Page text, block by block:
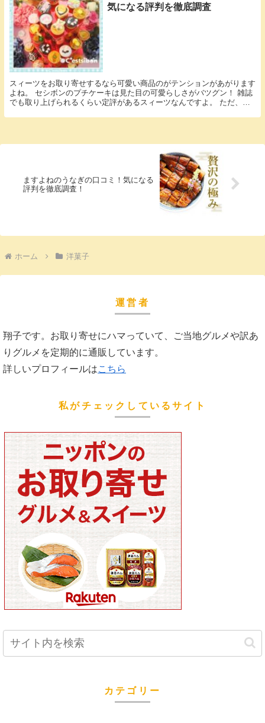
気になる評判を徹底調査
スィーツをお取り寄せするなら可愛い商品のがテンションがあがります
よね。 セシボンのプチケーキは見た目の可愛らしさがバツグン！ 雑誌
でも取り上げられるくらい定評があるスィーツなんですよ。 ただ、あ
ますよねのうなぎの口コミ！気になる
評判を徹底調査！
ホーム 洋菓子
運営者
翔子です。お取り寄せにハマっていて、ご当地グルメや訳あ
りグルメを定期的に通販しています。
詳しいプロフィールはこちら
私がチェックしているサイト
カテゴリー